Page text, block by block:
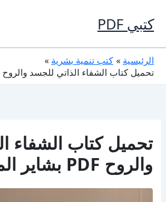
إلى
المحتوى
كتبي PDF
الرئيسية
كتب تنمية بشرية
تحميل كتاب الشفاء الذاتي للجسد والروح PDF بشاير المنصوري
تحميل كتاب الشفاء
والروح PDF بشاير المنصوري